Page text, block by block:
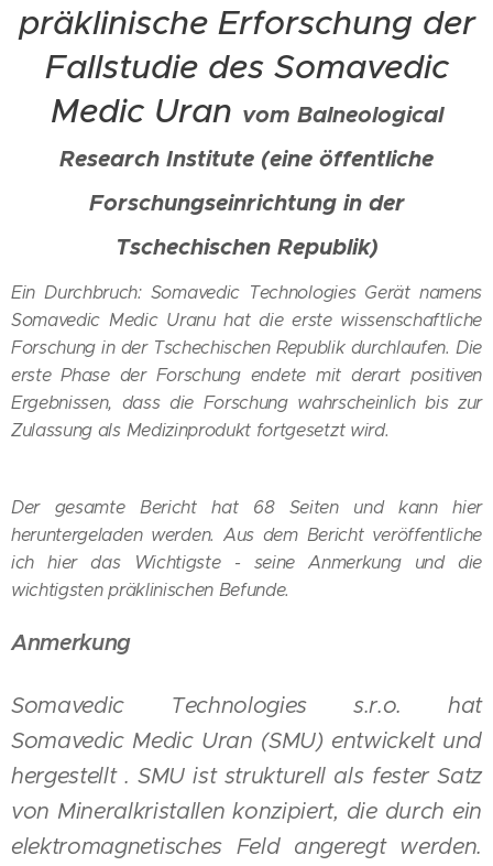
präklinische Erforschung der
Fallstudie des Somavedic
Medic Uran vom Balneological
Research Institute (eine öffentliche
Forschungseinrichtung in der
Tschechischen Republik)
Ein Durchbruch: Somavedic Technologies Gerät namens
Somavedic Medic Uranu hat die erste wissenschaftliche
Forschung in der Tschechischen Republik durchlaufen. Die
erste Phase der Forschung endete mit derart positiven
Ergebnissen, dass die Forschung wahrscheinlich bis zur
Zulassung als Medizinprodukt fortgesetzt wird.
Der gesamte Bericht hat 68 Seiten und kann hier
heruntergeladen werden. Aus dem Bericht veröffentliche
ich hier das Wichtigste - seine Anmerkung und die
wichtigsten präklinischen Befunde.
Anmerkung
Somavedic Technologies s.r.o. hat
Somavedic Medic Uran (SMU) entwickelt und
hergestellt . SMU ist strukturell als fester Satz
von Mineralkristallen konzipiert, die durch ein
elektromagnetisches Feld angeregt werden.